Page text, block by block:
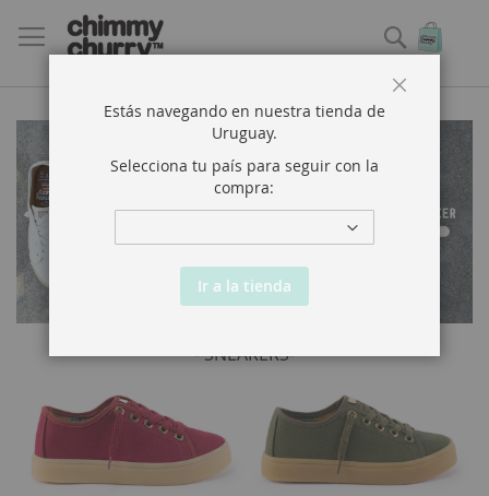
Buscar
- SNEAKERS-
Estás navegando en nuestra tienda de
Uruguay.
Selecciona tu país para seguir con la
compra:
Ir a la tienda